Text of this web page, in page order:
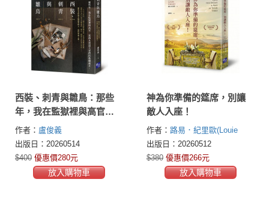
西裝、刺青與雛鳥：那些
年，我在監獄裡與高官、
富商及黑道大哥們的救贖
歲月
作者： 盧俊義
出版日：20260514
$400 優惠價280元
放入購物車
神為你準備的筵席，別讓
敵人入座！
作者： 路易．紀里歐(Louie
Giglio)
出版日：20260512
$380 優惠價266元
放入購物車